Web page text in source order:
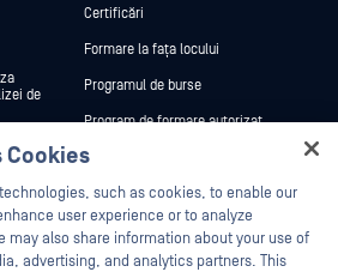
de
Certificări
Formare la fața locului
Programul de burse
Program de formare autorizat
Resurse
Compania
Despre
Echipa de management
Cookies
such as cookies, to enable our
user experience or to analyze
may also share information about your use of
advertising, and analytics partners. This
there!
Ozzy, your OPSWAT virtual assistant.
can I help you secure what's critical